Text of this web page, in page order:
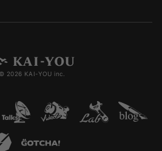
© 2026 KAI-YOU inc.